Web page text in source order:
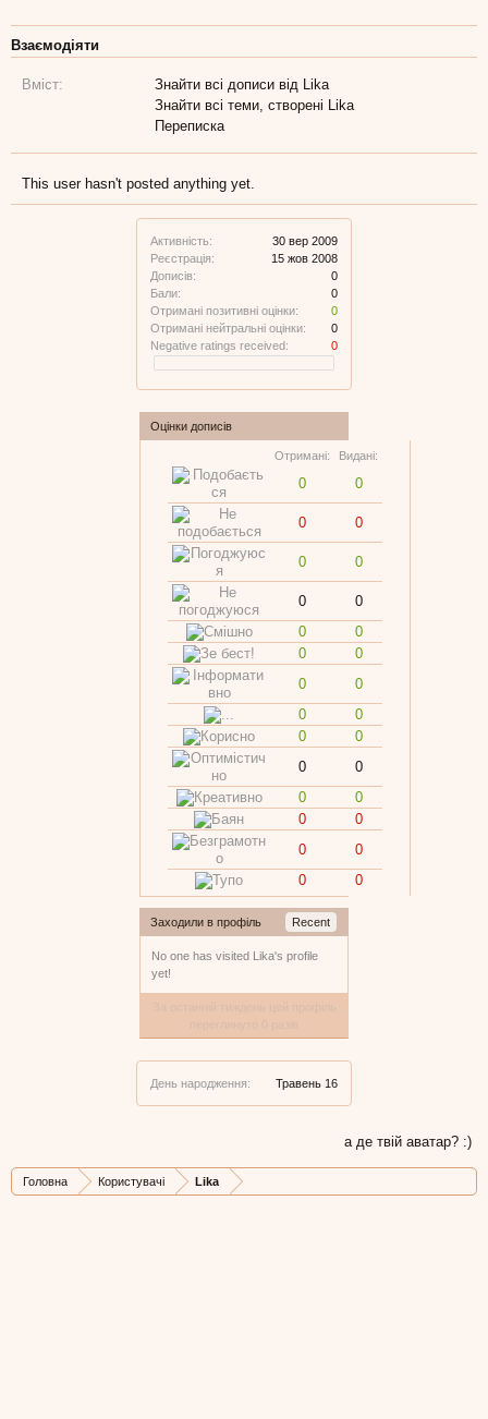
Активність:
30 вер 2009
Реєстрація:
15 жов 2008
Дописів:
0
Бали:
0
Отримані позитивні оцінки:
0
Отримані нейтральні оцінки:
0
Negative ratings received:
0
Оцінки дописів
Отримані: Видані:
0 0
0 0
0 0
0
0
0
0
0
0
0
0
0
0
0
0
0
0
0
0
0
0
0
0
0
0
Заходили в профіль Recent
No one has visited Lika's profile
yet!
День народження: Травень 16
Взаємодіяти
Вміст:
Знайти всі дописи від Lika
Знайти всі теми, створені Lika
Переписка
This user hasn't posted anything yet.
а де твій аватар? :)
Головна Користувачі Lika